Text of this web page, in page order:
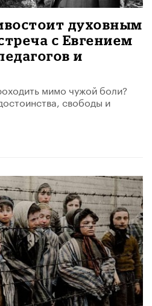
духовным
с Евгением
и
мимо чужой боли?
свободы и